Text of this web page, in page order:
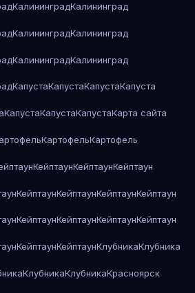
КалининградКалининград
КалининградКалининград
КалининградКалининград
КапустаКапустаКапустаКапуста
КапустаКапустаКапустаКарта сайта
КартофельКартофель
КейптаунКейптаунКейптаун
КейптаунКейптаунКейптаунКейптаун
КейптаунКейптаунКейптаунКейптаун
КейптаунКейптаунКлубникаКлубника
КлубникаКлубникаКрасноярск